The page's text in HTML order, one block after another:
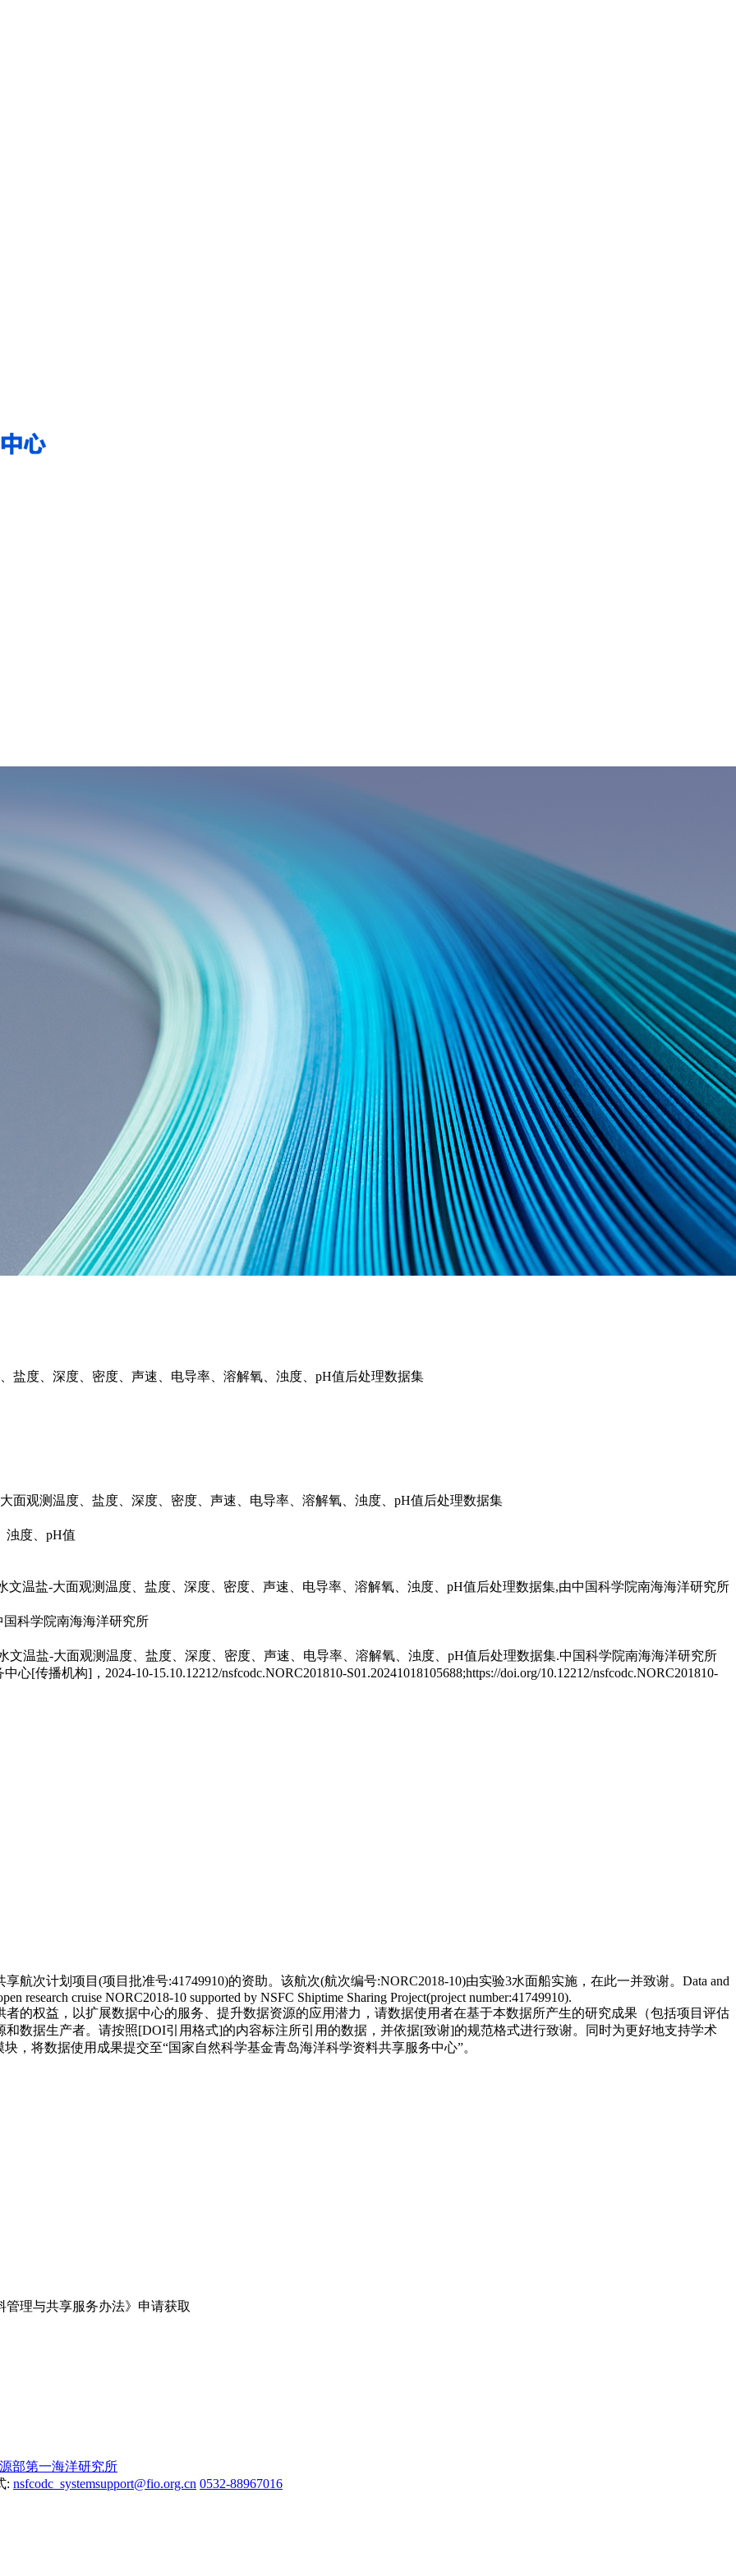
盐度、深度、密度、声速、电导率、溶解氧、浊度、pH值后处理数据集
面观测温度、盐度、深度、密度、声速、电导率、溶解氧、浊度、pH值后处理数据集
浊度、pH值
文温盐-大面观测温度、盐度、深度、密度、声速、电导率、溶解氧、浊度、pH值后处理数据集,由中国科学院南海海洋研究所
科学院南海海洋研究所
文温盐-大面观测温度、盐度、深度、密度、声速、电导率、溶解氧、浊度、pH值后处理数据集.中国科学院南海海洋研究所
[传播机构]，2024-10-15.10.12212/nsfcodc.NORC201810-S01.20241018105688;https://doi.org/10.12212/nsfcodc.NORC201810-
航次计划项目(项目批准号:41749910)的资助。该航次(航次编号:NORC2018-10)由实验3水面船实施，在此一并致谢。Data and
research cruise NORC2018-10 supported by NSFC Shiptime Sharing Project(project number:41749910).
的权益，以扩展数据中心的服务、提升数据资源的应用潜力，请数据使用者在基于本数据所产生的研究成果（包括项目评估
数据生产者。请按照[DOI引用格式]的内容标注所引用的数据，并依据[致谢]的规范格式进行致谢。同时为更好地支持学术
，将数据使用成果提交至“国家自然科学基金青岛海洋科学资料共享服务中心”。
理与共享服务办法》申请获取
部第一海洋研究所
: nsfcodc_systemsupport@fio.org.cn 0532-88967016